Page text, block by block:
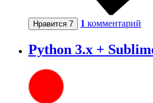
Нравится 7 1 комментарий
Python 3.x +